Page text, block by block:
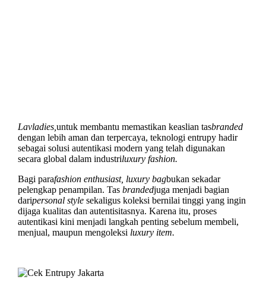
Lavladies, untuk membantu memastikan keaslian tasbranded
dengan lebih aman dan terpercaya, teknologi entrupy hadir
sebagai solusi autentikasi modern yang telah digunakan
secara global dalam industriluxury fashion.
Bagi parafashion enthusiast, luxury bagbukan sekadar
pelengkap penampilan. Tasbrandedjuga menjadi bagian
daripersonal stylesekaligus koleksi bernilai tinggi yang ingin
dijaga kualitas dan autentisitasnya. Karena itu, proses
autentikasi kini menjadi langkah penting sebelum membeli,
menjual, maupun mengoleksi luxury item.